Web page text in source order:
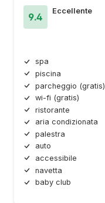
9.4
Eccellente
spa
piscina
parcheggio (gratis)
wi-fi (gratis)
ristorante
aria condizionata
palestra
auto
accessibile
navetta
baby club